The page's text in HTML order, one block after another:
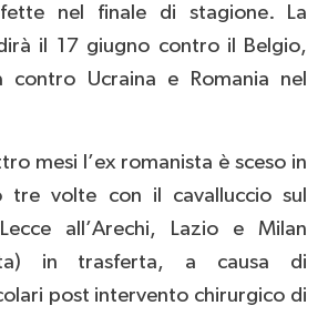
nel finale di stagione. La
il 17 giugno contro il Belgio,
Ucraina e Romania nel
mesi l’ex romanista è sceso in
tre volte con il cavalluccio sul
all’Arechi, Lazio e Milan
in trasferta, a causa di
post intervento chirurgico di